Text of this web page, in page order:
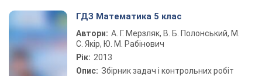
ГДЗ Математика 5 клас
Автори: А. Г. Мерзляк, В. Б. Полонський, М.
С. Якір, Ю. М. Рабінович
Рік: 2013
Опис: Збірник задач і контрольних робіт